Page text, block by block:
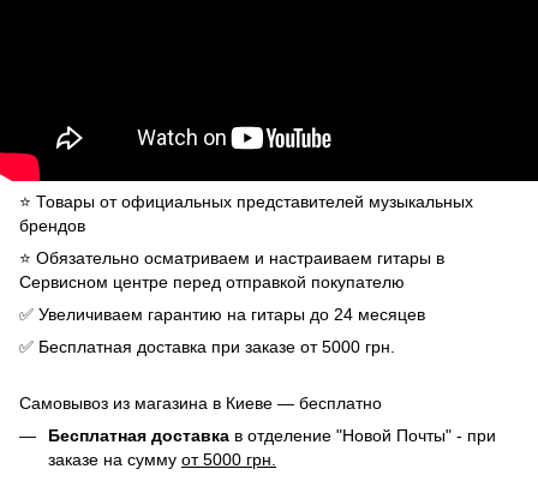
⭐️ Товары от официальных представителей музыкальных
брендов
⭐️ Обязательно осматриваем и настраиваем гитары в
Сервисном центре перед отправкой покупателю
✅ Увеличиваем гарантию на гитары до 24 месяцев
✅ Бесплатная доставка при заказе от 5000 грн.
Самовывоз из магазина в Киеве — бесплатно
Бесплатная доставка в отделение "Новой Почты" - при
заказе на сумму от 5000 грн.